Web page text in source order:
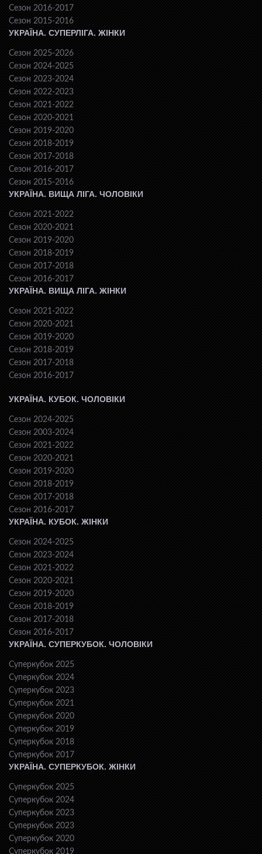
Сезон 2016-2017
Сезон 2015-2016
УКРАЇНА. СУПЕРЛІГА. ЖІНКИ
Сезон 2025-2026
Сезон 2024-2025
Сезон 2023-2024
Сезон 2022-2023
Сезон 2021-2022
Сезон 2020-2021
Сезон 2019-2020
Сезон 2018-2019
Сезон 2017-2018
Сезон 2016-2017
Сезон 2015-2016
УКРАЇНА. ВИЩА ЛІГА. ЧОЛОВІКИ
Сезон 2021-2022
Сезон 2020-2021
Сезон 2019-2020
Сезон 2018-2019
Сезон 2017-2018
Сезон 2016-2017
УКРАЇНА. ВИЩА ЛІГА. ЖІНКИ
Сезон 2021-2022
Сезон 2020-2021
Сезон 2019-2020
Сезон 2018-2019
Сезон 2017-2018
Сезон 2016-2017
УКРАЇНА. КУБОК. ЧОЛОВІКИ
Сезон 2024-2025
Сезон 2003-2024
Сезон 2021-2022
Сезон 2020-2021
Сезон 2019-2020
Сезон 2018-2019
Сезон 2017-2018
Сезон 2016-2017
УКРАЇНА. КУБОК. ЖІНКИ
Сезон 2024-2025
Сезон 2023-2024
Сезон 2021-2022
Сезон 2020-2021
Сезон 2019-2020
Сезон 2018-2019
Сезон 2017-2018
Сезон 2016-2017
УКРАЇНА. СУПЕРКУБОК. ЧОЛОВІКИ
Суперкубок 2025
Суперкубок 2024
Суперкубок 2023
Суперкубок 2021
Суперкубок 2020
Суперкубок 2019
Суперкубок 2018
Суперкубок 2017
УКРАЇНА. СУПЕРКУБОК. ЖІНКИ
Суперкубок 2025
Суперкубок 2024
Суперкубок 2023
Суперкубок 2023
Суперкубок 2020
Суперкубок 2019